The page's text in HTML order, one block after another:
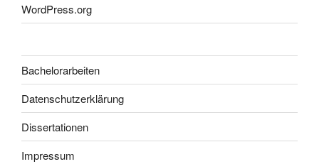
WordPress.org
Bachelorarbeiten
Datenschutzerklärung
Dissertationen
Impressum